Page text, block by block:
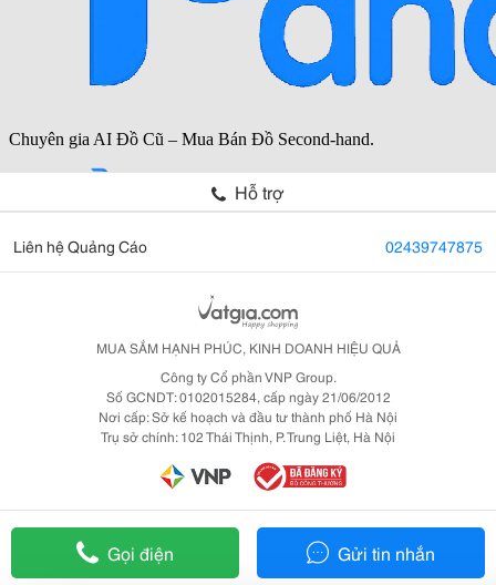
Gọi điện Gửi tin nhắn
Hỗ trợ
Liên hệ Quảng Cáo 02439747875
MUA SẮM HẠNH PHÚC, KINH DOANH HIỆU QUẢ
Công ty Cổ phần VNP Group.
Số GCNDT: 0102015284, cấp ngày 21/06/2012
Nơi cấp: Sở kế hoạch và đầu tư thành phố Hà Nội
Trụ sở chính: 102 Thái Thịnh, P. Trung Liệt, Hà Nội